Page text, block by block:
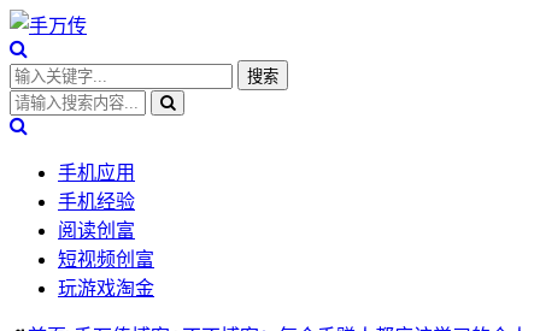
手机应用
手机经验
阅读创富
短视频创富
玩游戏淘金